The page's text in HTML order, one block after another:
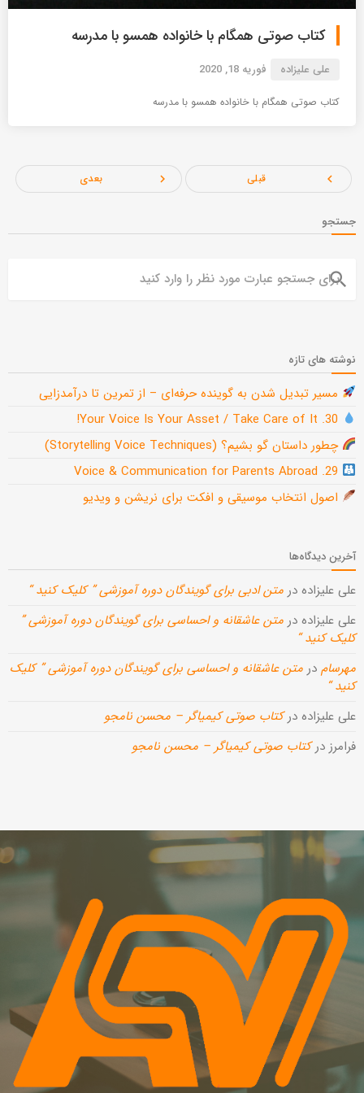
کتاب صوتی همگام با خانواده همسو با مدرسه
علی علیزاده فوریه 18, 2020
کتاب صوتی همگام با خانواده همسو با مدرسه
navigate_before قبلی بعدی navigate_next
جستجو
search
نوشته های تازه
مسیر تبدیل شدن به گوینده حرفه‌ای – از تمرین تا درآمدزایی
چطور داستان گو بشیم؟ (Storytelling Voice Techniques)
اصول انتخاب موسیقی و افکت برای نریشن و ویدیو
آخرین دیدگاه‌ها
علی علیزاده در متن ادبی برای گویندگان دوره آموزشی ” کلیک کنید “
علی علیزاده در متن عاشقانه و احساسی برای گویندگان دوره آموزشی ”
کلیک کنید “
مهرسام در متن عاشقانه و احساسی برای گویندگان دوره آموزشی ” کلیک
کنید “
علی علیزاده درکتاب صوتی کیمیاگر – محسن نامجو
فرامرز درکتاب صوتی کیمیاگر – محسن نامجو